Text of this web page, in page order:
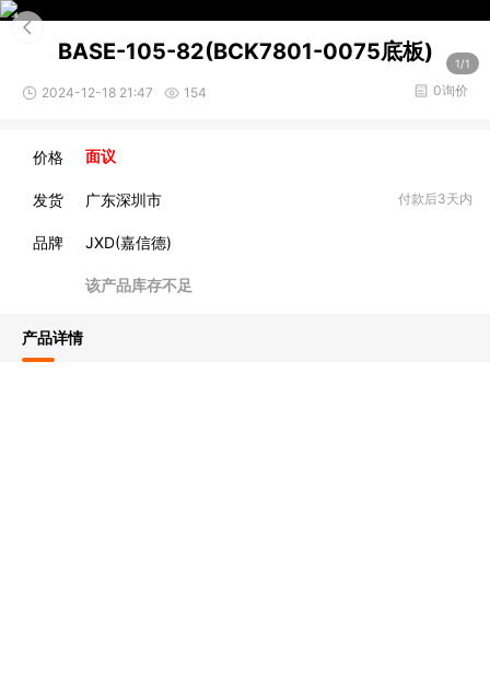
1/1
BASE-105-82(BCK7801-0075底板)
2024-12-18 21:47 154 0询价
价格 面议
发货 广东深圳市 付款后3天内
品牌 JXD(嘉信德)
该产品库存不足
产品详情